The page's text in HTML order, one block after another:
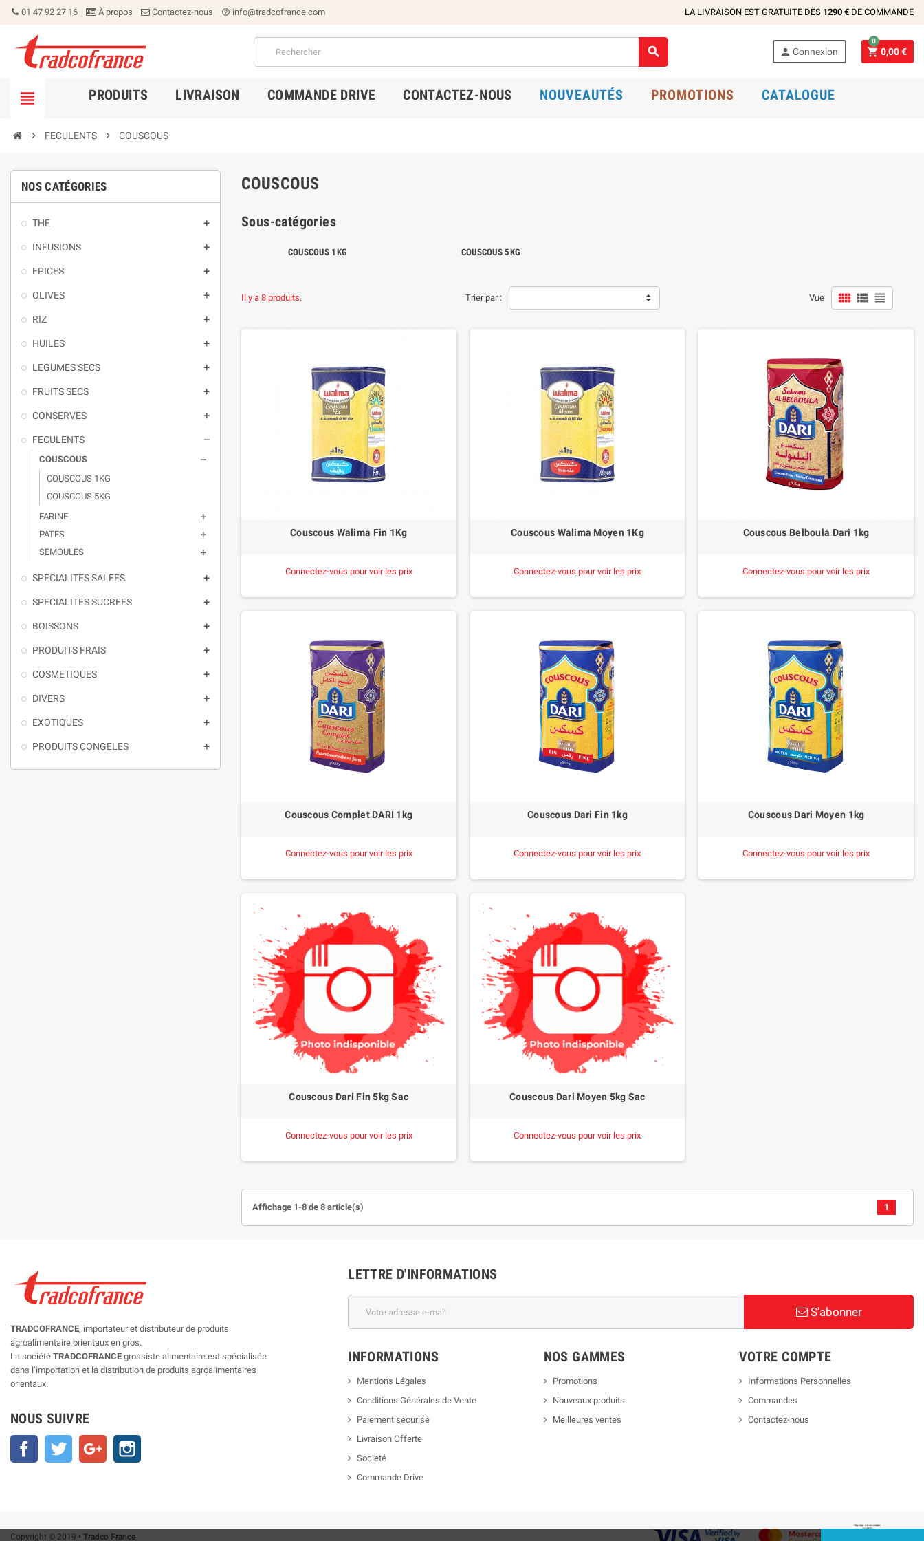
01 47 92 27 16 À propos Contactez-nous help_outline info@tradcofrance.com LA LIVRAISON EST GRATUITE DÈS 1290 € DE COMMANDE
  Connexion  0,00 €
0
 PRODUITS LIVRAISON COMMANDE DRIVE CONTACTEZ-NOUS NOUVEAUTÉS PROMOTIONS CATALOGUE
 FECULENTS  COUSCOUS
NOS CATÉGORIES
THE 
INFUSIONS 
EPICES 
OLIVES 
RIZ 
HUILES 
LEGUMES SECS 
FRUITS SECS 
CONSERVES 
FECULENTS 
COUSCOUS 
COUSCOUS 1KG
COUSCOUS 5KG
FARINE

PATES 
SEMOULES 
SPECIALITES SALEES 
SPECIALITES SUCREES 
BOISSONS 
PRODUITS FRAIS 
COSMETIQUES 
DIVERS 
EXOTIQUES 
PRODUITS CONGELES 
COUSCOUS
Sous-catégories
COUSCOUS 1KG COUSCOUS 5KG
Trier par : Vue   
Il y a 8 produits.
Couscous Walima Fin 1Kg
Connectez-vous pour voir les prix
Couscous Walima Moyen 1Kg
Connectez-vous pour voir les prix
Couscous Belboula Dari 1kg
Connectez-vous pour voir les prix
Couscous Complet DARI 1kg
Connectez-vous pour voir les prix
Couscous Dari Fin 1kg
Connectez-vous pour voir les prix
Couscous Dari Moyen 1kg
Connectez-vous pour voir les prix
Couscous Dari Fin 5kg Sac
Connectez-vous pour voir les prix
Couscous Dari Moyen 5kg Sac
Connectez-vous pour voir les prix
Affichage 1-8 de 8 article(s) 1
TRADCOFRANCE, importateur et distributeur de produits
agroalimentaire orientaux en gros.
La société TRADCOFRANCE grossiste alimentaire est spécialisée
dans l’importation et la distribution de produits agroalimentaires
orientaux.
NOUS SUIVRE
Facebook Twitter Google+
LETTRE D'INFORMATIONS
S’abonner
INFORMATIONS
Mentions Légales
Conditions Générales de Vente
Paiement sécurisé
Livraison Offerte
Societé
Commande Drive
NOS GAMMES
Promotions
Nouveaux produits
Meilleures ventes
VOTRE COMPTE
Informations Personnelles
Commandes
Contactez-nous
Copyright © 2019 • Tradco France